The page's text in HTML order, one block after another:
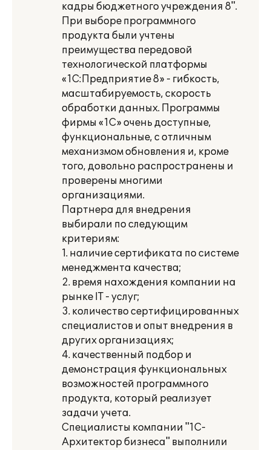
кадры бюджетного учреждения 8".
При выборе программного
продукта были учтены
преимущества передовой
технологической платформы
«1С:Предприятие 8» - гибкость,
масштабируемость, скорость
обработки данных. Программы
фирмы «1С» очень доступные,
функциональные, с отличным
механизмом обновления и, кроме
того, довольно распространены и
проверены многими
организациями.
Партнера для внедрения
выбирали по следующим
критериям:
1. наличие сертификата по системе
менеджмента качества;
2. время нахождения компании на
рынке IT - услуг;
3. количество сертифицированных
специалистов и опыт внедрения в
других организациях;
4. качественный подбор и
демонстрация функциональных
возможностей программного
продукта, который реализует
задачи учета.
Специалисты компании "1С-
Архитектор бизнеса" выполнили